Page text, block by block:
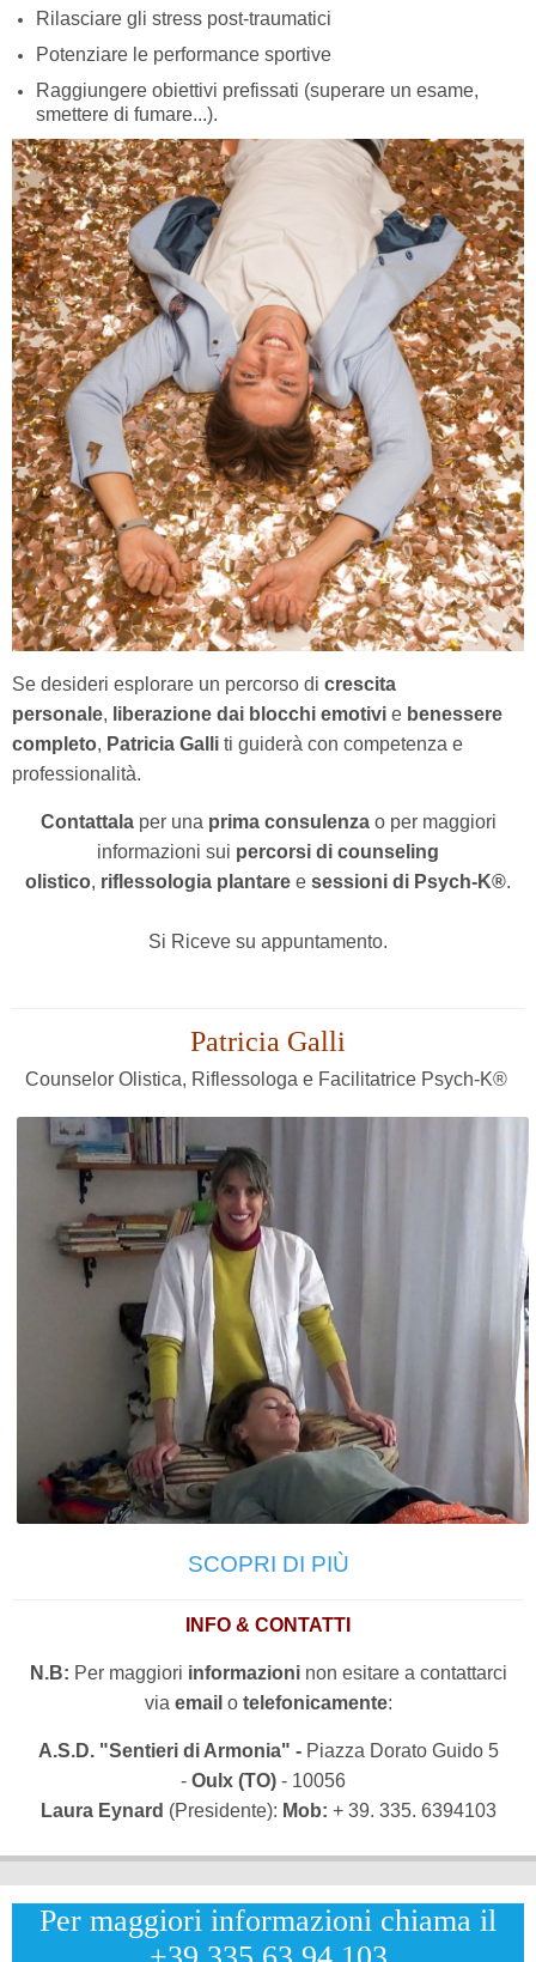
Rilasciare gli stress post-traumatici
Potenziare le performance sportive
Raggiungere obiettivi prefissati (superare un esame,
smettere di fumare...).
Se desideri esplorare un percorso di crescita
personale, liberazione dai blocchi emotivi e benessere
completo, Patricia Galli ti guiderà con competenza e
professionalità.
Contattalaper una prima consulenzao per maggiori
informazioni sui percorsi di counseling
olistico, riflessologia plantare e sessioni di Psych-K®.
Si Riceve su appuntamento.
Patricia Galli
Counselor Olistica, Riflessologa e Facilitatrice Psych-K®
SCOPRI DI PIÙ
INFO & CONTATTI
N.B: Per maggiori informazioninon esitare a contattarci
via email o telefonicamente:
A.S.D. "Sentieri di Armonia" - Piazza Dorato Guido 5
- Oulx (TO) - 10056
Laura Eynard (Presidente): Mob: + 39. 335. 6394103
Per maggiori informazioni chiama il